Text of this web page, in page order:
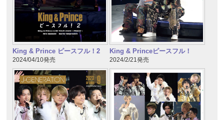
King & Prince ピースフル！2
2024/04/10発売
King & Princeピースフル！
2024/2/21発売